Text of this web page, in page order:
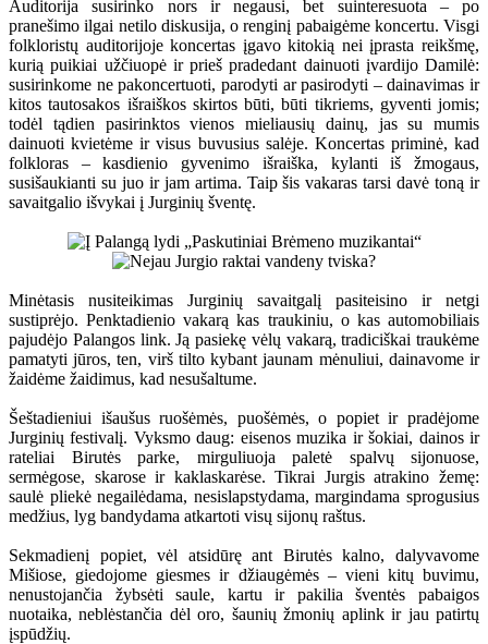
Auditorija susirinko nors ir negausi, bet suinteresuota – po
pranešimo ilgai netilo diskusija, o renginį pabaigėme koncertu. Visgi
folkloristų auditorijoje koncertas įgavo kitokią nei įprasta reikšmę,
kurią puikiai užčiuopė ir prieš pradedant dainuoti įvardijo Damilė:
susirinkome ne pakoncertuoti, parodyti ar pasirodyti – dainavimas ir
kitos tautosakos išraiškos skirtos būti, būti tikriems, gyventi jomis;
todėl tądien pasirinktos vienos mieliausių dainų, jas su mumis
dainuoti kvietėme ir visus buvusius salėje. Koncertas priminė, kad
folkloras – kasdienio gyvenimo išraiška, kylanti iš žmogaus,
susišaukianti su juo ir jam artima. Taip šis vakaras tarsi davė toną ir
savaitgalio išvykai į Jurginių šventę.
Minėtasis nusiteikimas Jurginių savaitgalį pasiteisino ir netgi
sustiprėjo. Penktadienio vakarą kas traukiniu, o kas automobiliais
pajudėjo Palangos link. Ją pasiekę vėlų vakarą, tradiciškai traukėme
pamatyti jūros, ten, virš tilto kybant jaunam mėnuliui, dainavome ir
žaidėme žaidimus, kad nesušaltume.
Šeštadieniui išaušus ruošėmės, puošėmės, o popiet ir pradėjome
Jurginių festivalį. Vyksmo daug: eisenos muzika ir šokiai, dainos ir
rateliai Birutės parke, mirguliuoja paletė spalvų sijonuose,
sermėgose, skarose ir kaklaskarėse. Tikrai Jurgis atrakino žemę:
saulė pliekė negailėdama, nesislapstydama, margindama sprogusius
medžius, lyg bandydama atkartoti visų sijonų raštus.
Sekmadienį popiet, vėl atsidūrę ant Birutės kalno, dalyvavome
Mišiose, giedojome giesmes ir džiaugėmės – vieni kitų buvimu,
nenustojančia žybsėti saule, kartu ir pakilia šventės pabaigos
nuotaika, neblėstančia dėl oro, šaunių žmonių aplink ir jau patirtų
įspūdžių.